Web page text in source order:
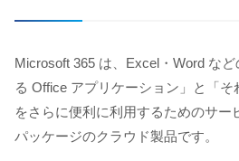
Microsoft 365 は、Excel・Word な
る Office アプリケーション」と「
をさらに便利に利用するためのサー
パッケージのクラウド製品です。